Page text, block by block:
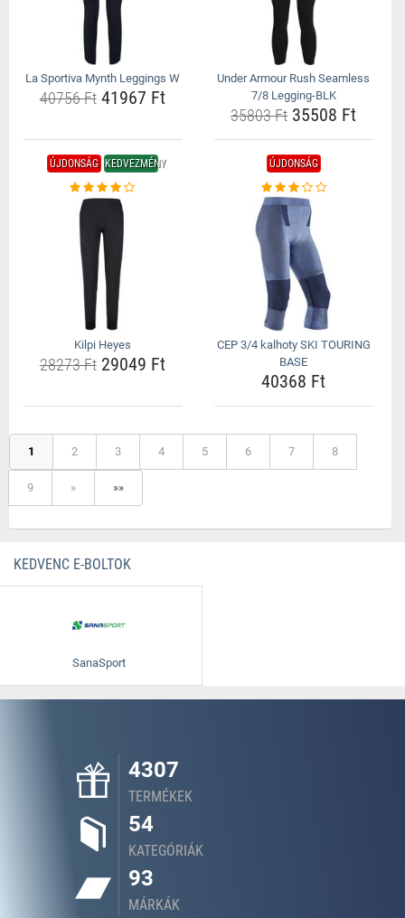
La Sportiva Mynth Leggings W
40756 Ft41967 Ft
Under Armour Rush Seamless
7/8 Legging-BLK
35803 Ft35508 Ft
ÚJDONSÁG KEDVEZMÉNY
Kilpi Heyes
28273 Ft29049 Ft
ÚJDONSÁG
CEP 3/4 kalhoty SKI TOURING
BASE
40368 Ft
1 2 3 4 5 6 7 8
9 » »»
KEDVENC E-BOLTOK
SanaSport
4307
TERMÉKEK
54
KATEGÓRIÁK
93
MÁRKÁK